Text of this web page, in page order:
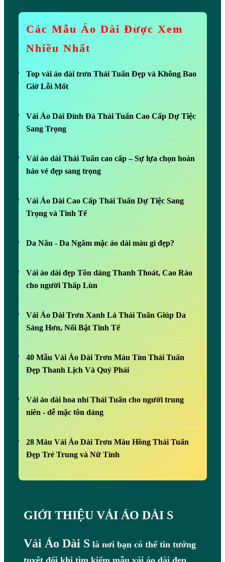
Các Mẫu Áo Dài Được Xem
Nhiều Nhất
Top vải áo dài trơn Thái Tuấn Đẹp và Không Bao
Giờ Lỗi Mốt
Vải Áo Dài Đính Đá Thái Tuấn Cao Cấp Dự Tiệc
Sang Trọng
Vải áo dài Thái Tuấn cao cấp – Sự lựa chọn hoàn
hảo vẻ đẹp sang trọng
Vải Áo Dài Cao Cấp Thái Tuấn Dự Tiệc Sang
Trọng và Tinh Tế
Da Nâu - Da Ngăm mặc áo dài màu gì đẹp?
Vải áo dài đẹp Tôn dáng Thanh Thoát, Cao Ráo
cho người Thấp Lùn
Vải Áo Dài Trơn Xanh Lá Thái Tuấn Giúp Da
Sáng Hơn, Nổi Bật Tinh Tế
40 Mẫu Vải Áo Dài Trơn Màu Tím Thái Tuấn
Đẹp Thanh Lịch Và Quý Phái
Vải áo dài hoa nhí Thái Tuấn cho người trung
niên - dễ mặc tôn dáng
28 Màu Vải Áo Dài Trơn Màu Hồng Thái Tuấn
Đẹp Trẻ Trung và Nữ Tính
GIỚI THIỆU VẢI ÁO DÀI S
Vải Áo Dài Slà nơi bạn có thể tin tưởng
tuyệt đối khi tìm kiếm mẫu vải áo dài đẹp